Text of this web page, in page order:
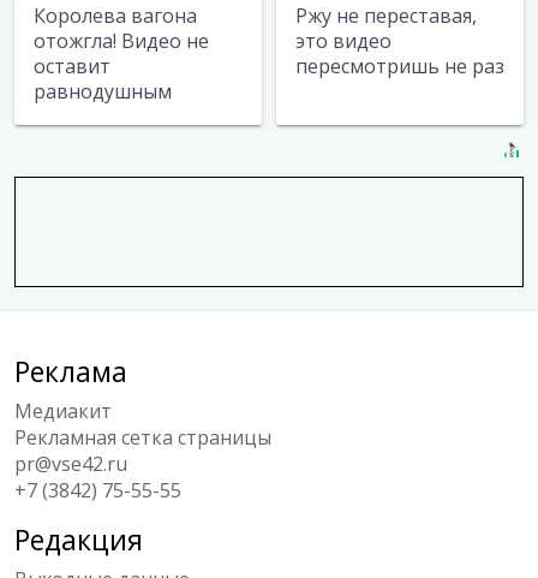
Королева вагона
отожгла! Видео не
оставит
равнодушным
Ржу не переставая,
это видео
пересмотришь не раз
Реклама
Медиакит
Рекламная сетка страницы
pr@vse42.ru
+7 (3842) 75-55-55
Редакция